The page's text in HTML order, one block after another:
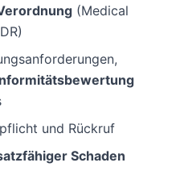
(Medical
und Rückruf
Schaden